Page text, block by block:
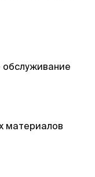
обслуживание
материалов